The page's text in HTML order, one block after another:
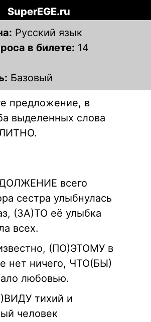
SuperEGE.ru
Русский язык
в билете: 14
Базовый
предложение, в
выделенных слова
всего
сестра улыбнулась
(ЗА)ТО её улыбка
всех.
(ПО)ЭТОМУ в
нет ничего, ЧТО(БЫ)
любовью.
тихий и
человек